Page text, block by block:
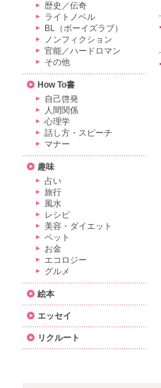
歴史／伝奇
ライトノベル
BL（ボーイズラブ）
ノンフィクション
官能／ハードロマン
その他
How To書
自己啓発
人間関係
心理学
話し方・スピーチ
マナー
趣味
占い
旅行
風水
レシピ
美容・ダイエット
ペット
お金
エコロジー
グルメ
絵本
エッセイ
リクルート